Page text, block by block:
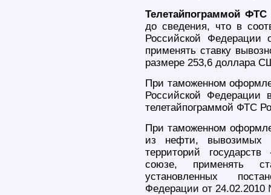
Телетайпограммой
до сведения, что в
Российской
применять ставку
размере 253,6 доллара
При таможенном
Российской Федерации
телетайпограммой ФТС
При таможенном
из нефти, вывозимых
территорий
союзе, применять
установленных
Федерации от